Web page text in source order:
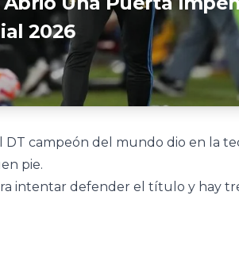
2026
DT campeón del mundo dio en la
pie.
intentar defender el título y hay